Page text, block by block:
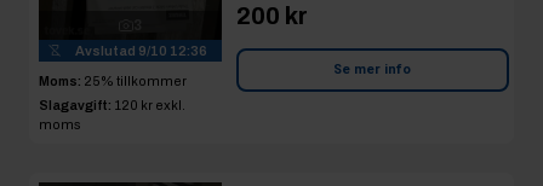
Avslutad 9/10 12:36
Moms: 25% tillkommer
Slagavgift: 120 kr exkl.
moms
200 kr
Se mer info